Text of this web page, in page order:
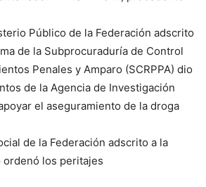
Público de la Federación adscrito
de la Subprocuraduría de Control
Penales y Amparo (SCRPPA) dio
de la Agencia de Investigación
el aseguramiento de la droga
de la Federación adscrito a la
ordenó los peritajes